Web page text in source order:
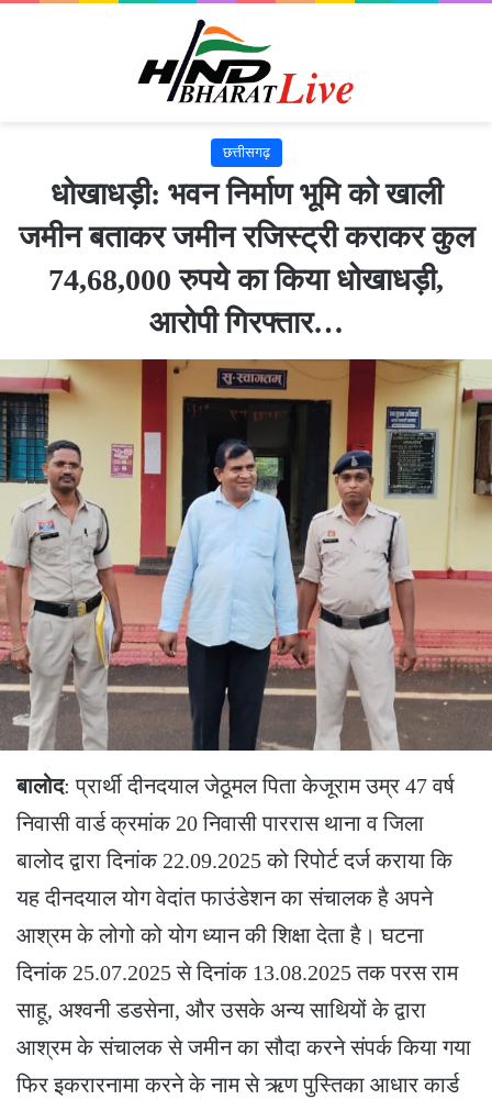
छत्तीसगढ़
धोखाधड़ी: भवन निर्माण भूमि को खाली
जमीन बताकर जमीन रजिस्ट्री कराकर कुल
74,68,000 रुपये का किया धोखाधड़ी,
आरोपी गिरफ्तार…
बालोद: प्रार्थी दीनदयाल जेठूमल पिता केजूराम उम्र 47 वर्ष
निवासी वार्ड क्रमांक 20 निवासी पाररास थाना व जिला
बालोद द्वारा दिनांक 22.09.2025 को रिपोर्ट दर्ज कराया कि
यह दीनदयाल योग वेदांत फाउंडेशन का संचालक है अपने
आश्रम के लोगो को योग ध्यान की शिक्षा देता है। घटना
दिनांक 25.07.2025 से दिनांक 13.08.2025 तक परस राम
साहू, अश्वनी डडसेना, और उसके अन्य साथियों के द्वारा
आश्रम के संचालक से जमीन का सौदा करने संपर्क किया गया
फिर इकरारनामा करने के नाम से ऋण पुस्तिका आधार कार्ड